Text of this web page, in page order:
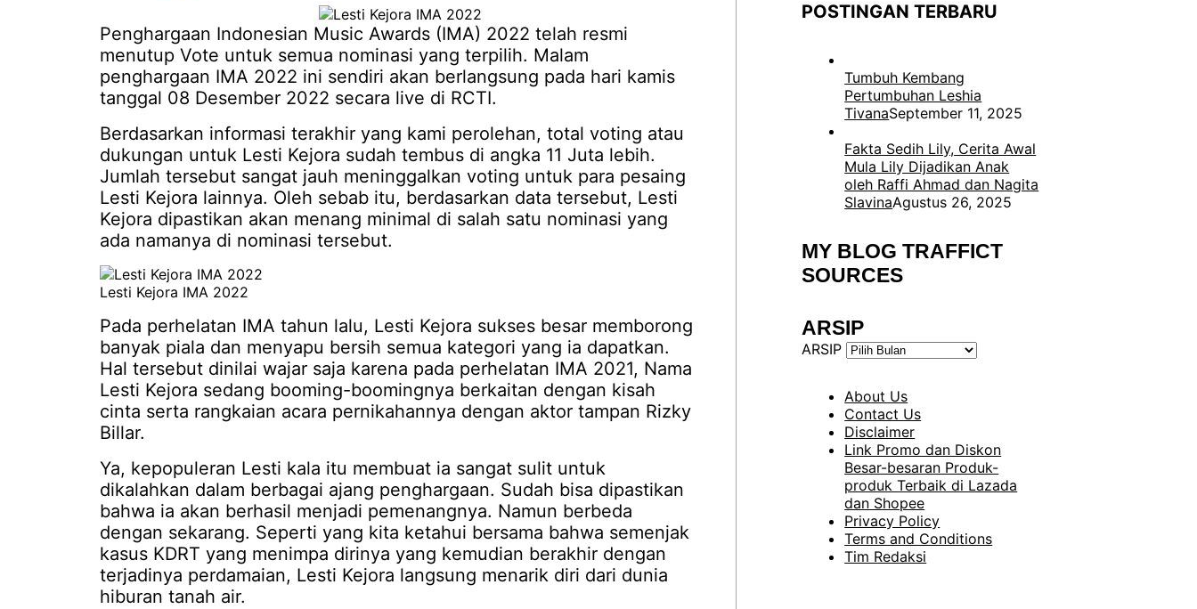
Penghargaan Indonesian Music Awards (IMA) 2022 telah resmi
menutup Vote untuk semua nominasi yang terpilih. Malam
penghargaan IMA 2022 ini sendiri akan berlangsung pada hari kamis
tanggal 08 Desember 2022 secara live di RCTI.
Berdasarkan informasi terakhir yang kami perolehan, total voting atau
dukungan untuk Lesti Kejora sudah tembus di angka 11 Juta lebih.
Jumlah tersebut sangat jauh meninggalkan voting untuk para pesaing
Lesti Kejora lainnya. Oleh sebab itu, berdasarkan data tersebut, Lesti
Kejora dipastikan akan menang minimal di salah satu nominasi yang
ada namanya di nominasi tersebut.
Lesti Kejora IMA 2022
Pada perhelatan IMA tahun lalu, Lesti Kejora sukses besar memborong
banyak piala dan menyapu bersih semua kategori yang ia dapatkan.
Hal tersebut dinilai wajar saja karena pada perhelatan IMA 2021, Nama
Lesti Kejora sedang booming-boomingnya berkaitan dengan kisah
cinta serta rangkaian acara pernikahannya dengan aktor tampan Rizky
Billar.
Ya, kepopuleran Lesti kala itu membuat ia sangat sulit untuk
dikalahkan dalam berbagai ajang penghargaan. Sudah bisa dipastikan
bahwa ia akan berhasil menjadi pemenangnya. Namun berbeda
dengan sekarang. Seperti yang kita ketahui bersama bahwa semenjak
kasus KDRT yang menimpa dirinya yang kemudian berakhir dengan
terjadinya perdamaian, Lesti Kejora langsung menarik diri dari dunia
hiburan tanah air.
POSTINGAN TERBARU
Tumbuh Kembang
Pertumbuhan Leshia
TivanaSeptember 11, 2025
Fakta Sedih Lily, Cerita Awal
Mula Lily Dijadikan Anak
oleh Raffi Ahmad dan Nagita
SlavinaAgustus 26, 2025
MY BLOG TRAFFICT
SOURCES
ARSIP
ARSIP
About Us
Contact Us
Disclaimer
Link Promo dan Diskon
Besar-besaran Produk-
produk Terbaik di Lazada
dan Shopee
Privacy Policy
Terms and Conditions
Tim Redaksi